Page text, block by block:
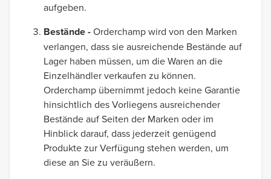
aufgeben.
Bestände -Orderchamp wird von den Marken
verlangen, dass sie ausreichende Bestände auf
Lager haben müssen, um die Waren an die
Einzelhändler verkaufen zu können.
Orderchamp übernimmt jedoch keine Garantie
hinsichtlich des Vorliegens ausreichender
Bestände auf Seiten der Marken oder im
Hinblick darauf, dass jederzeit genügend
Produkte zur Verfügung stehen werden, um
diese an Sie zu veräußern.